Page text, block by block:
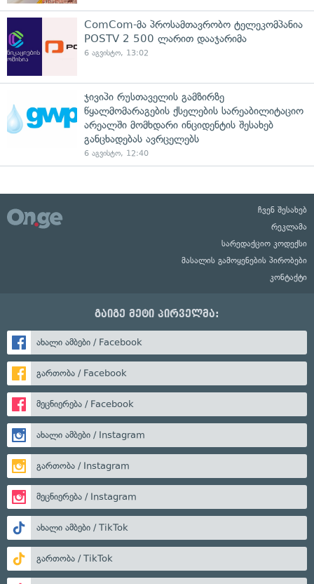
ComCom-მა პროსამთავრობო ტელეკომპანია
POSTV 2 500 ლარით დააჯარიმა
6 აგვისტო, 13:02
ჯივიპი რუსთაველის გამზირზე
წყალმომარაგების ქსელების სარეაბილიტაციო
არეალში მომხდარი ინციდენტის შესახებ
განცხადებას ავრცელებს
6 აგვისტო, 12:40
ჩვენ შესახებ
რეკლამა
სარედაქციო კოდექსი
მასალის გამოყენების პირობები
კონტაქტი
გაიგე მეტი პირველმა:
ახალი ამბები / Facebook
გართობა / Facebook
მეცნიერება / Facebook
ახალი ამბები / Instagram
გართობა / Instagram
მეცნიერება / Instagram
ახალი ამბები / TikTok
გართობა / TikTok